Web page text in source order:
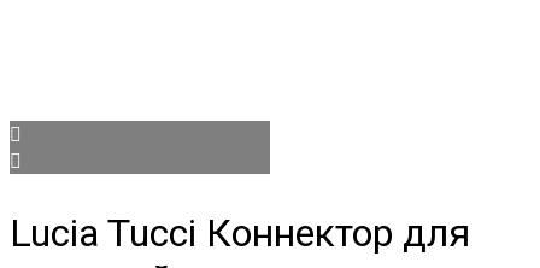
Lucia Tucci Коннектор для